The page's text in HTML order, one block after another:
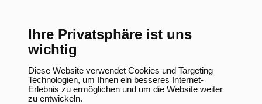
Ihre Privatsphäre ist uns
wichtig
Diese Website verwendet Cookies und Targeting
Technologien, um Ihnen ein besseres Internet-
Erlebnis zu ermöglichen und um die Website weiter
zu entwickeln.